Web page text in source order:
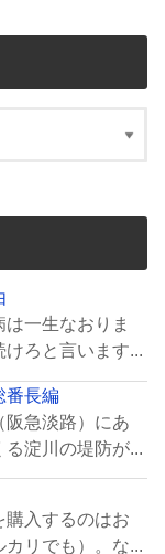
は一生なおりま
ろと言います...
番長編
阪急淡路）にあ
淀川の堤防が...
購入するのはお
リでも）。な...